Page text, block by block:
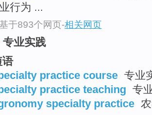
业行为 ...
基于893个网页-相关网页
专业实践
语
practice course 专业
practice teaching 专
specialty practice